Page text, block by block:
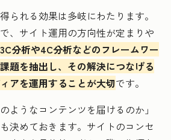
られる効果は多岐にわたります。
、サイト運用の方向性が定まりや
3C分析や4C分析などのフレームワー
題を抽出し、その解決につなげる
アを運用することが大切です。
ようなコンテンツを届けるのか」
決めておきます。サイトのコンセ